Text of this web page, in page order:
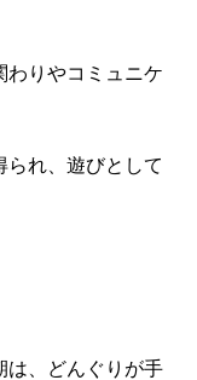
わりやコミュニケ
られ、遊びとして
は、どんぐりが手